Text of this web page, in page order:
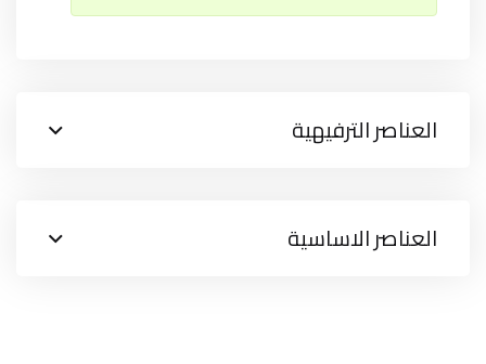
العناصر الترفيهية
العناصر الاساسية